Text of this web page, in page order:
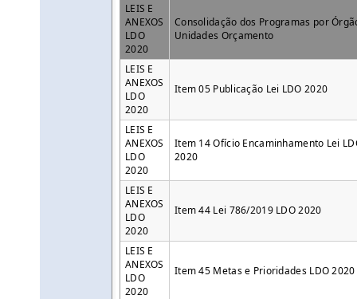
LEIS E
ANEXOS
LDO
2020
Consolidação dos Programas por
Unidades Orçamento
LEIS E
ANEXOS
LDO
2020
Item 05 Publicação Lei LDO 2020
LEIS E
ANEXOS
LDO
2020
Item 14 Ofício Encaminhamento Lei
2020
LEIS E
ANEXOS
LDO
2020
Item 44 Lei 786/2019 LDO 2020
LEIS E
ANEXOS
LDO
2020
Item 45 Metas e Prioridades LDO 2020